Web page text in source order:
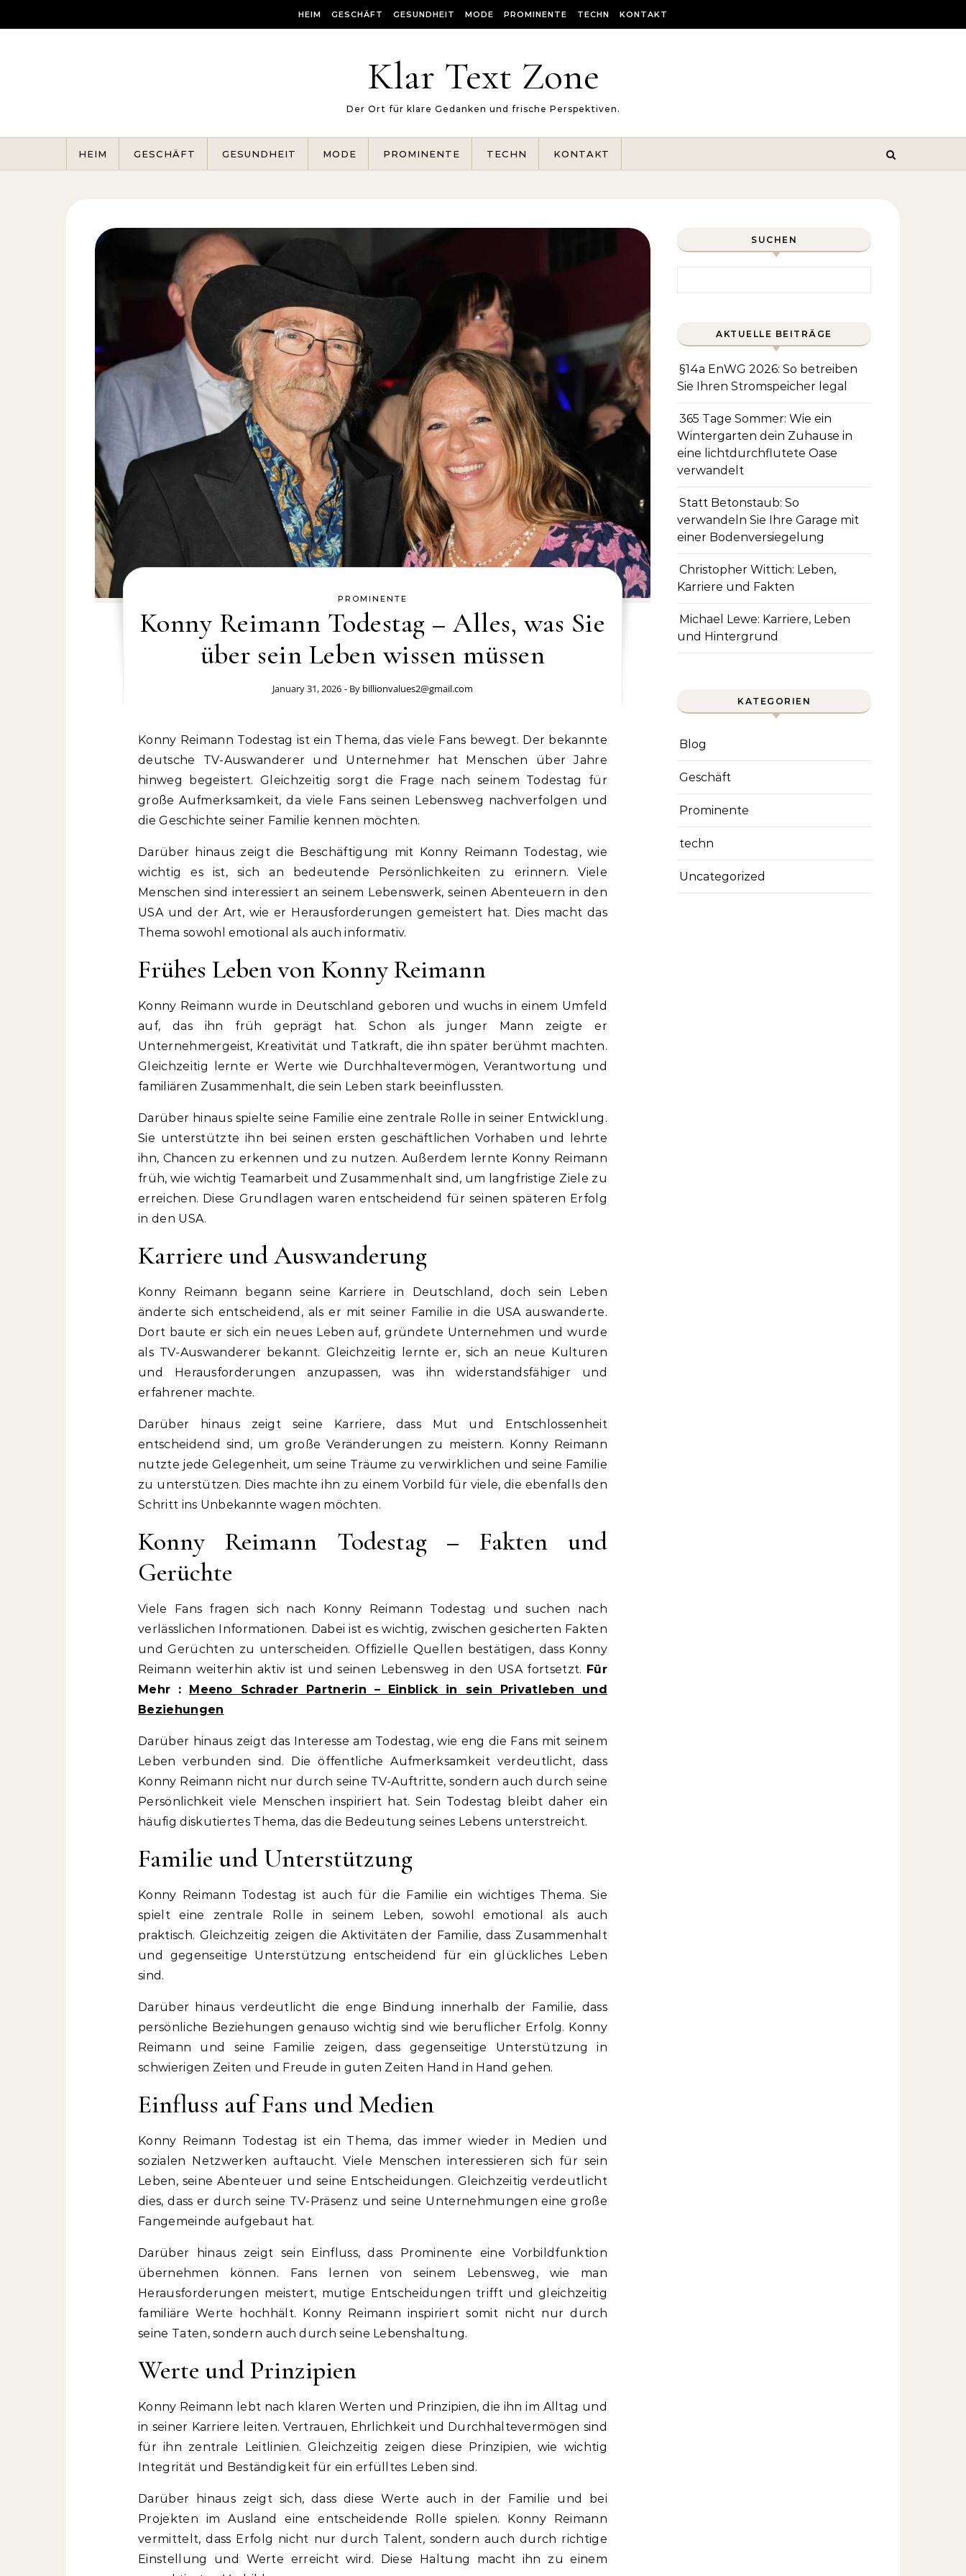
HEIM GESCHÄFT GESUNDHEIT MODE PROMINENTE TECHN KONTAKT
Klar Text Zone
Der Ort für klare Gedanken und frische Perspektiven.
HEIM GESCHÄFT GESUNDHEIT MODE PROMINENTE TECHN KONTAKT
PROMINENTE
Konny Reimann Todestag – Alles, was Sie
über sein Leben wissen müssen
January 31, 2026 - By billionvalues2@gmail.com
Konny Reimann Todestag ist ein Thema, das viele Fans bewegt. Der bekannte
deutsche TV-Auswanderer und Unternehmer hat Menschen über Jahre
hinweg begeistert. Gleichzeitig sorgt die Frage nach seinem Todestag für
große Aufmerksamkeit, da viele Fans seinen Lebensweg nachverfolgen und
die Geschichte seiner Familie kennen möchten.
Darüber hinaus zeigt die Beschäftigung mit Konny Reimann Todestag, wie
wichtig es ist, sich an bedeutende Persönlichkeiten zu erinnern. Viele
Menschen sind interessiert an seinem Lebenswerk, seinen Abenteuern in den
USA und der Art, wie er Herausforderungen gemeistert hat. Dies macht das
Thema sowohl emotional als auch informativ.
Frühes Leben von Konny Reimann
Konny Reimann wurde in Deutschland geboren und wuchs in einem Umfeld
auf, das ihn früh geprägt hat. Schon als junger Mann zeigte er
Unternehmergeist, Kreativität und Tatkraft, die ihn später berühmt machten.
Gleichzeitig lernte er Werte wie Durchhaltevermögen, Verantwortung und
familiären Zusammenhalt, die sein Leben stark beeinflussten.
Darüber hinaus spielte seine Familie eine zentrale Rolle in seiner Entwicklung.
Sie unterstützte ihn bei seinen ersten geschäftlichen Vorhaben und lehrte
ihn, Chancen zu erkennen und zu nutzen. Außerdem lernte Konny Reimann
früh, wie wichtig Teamarbeit und Zusammenhalt sind, um langfristige Ziele zu
erreichen. Diese Grundlagen waren entscheidend für seinen späteren Erfolg
in den USA.
Karriere und Auswanderung
Konny Reimann begann seine Karriere in Deutschland, doch sein Leben
änderte sich entscheidend, als er mit seiner Familie in die USA auswanderte.
Dort baute er sich ein neues Leben auf, gründete Unternehmen und wurde
als TV-Auswanderer bekannt. Gleichzeitig lernte er, sich an neue Kulturen
und Herausforderungen anzupassen, was ihn widerstandsfähiger und
erfahrener machte.
Darüber hinaus zeigt seine Karriere, dass Mut und Entschlossenheit
entscheidend sind, um große Veränderungen zu meistern. Konny Reimann
nutzte jede Gelegenheit, um seine Träume zu verwirklichen und seine Familie
zu unterstützen. Dies machte ihn zu einem Vorbild für viele, die ebenfalls den
Schritt ins Unbekannte wagen möchten.
Konny Reimann Todestag – Fakten und
Gerüchte
Viele Fans fragen sich nach Konny Reimann Todestag und suchen nach
verlässlichen Informationen. Dabei ist es wichtig, zwischen gesicherten Fakten
und Gerüchten zu unterscheiden. Offizielle Quellen bestätigen, dass Konny
Reimann weiterhin aktiv ist und seinen Lebensweg in den USA fortsetzt. Für
Mehr :
Meeno Schrader Partnerin – Einblick in sein Privatleben und
Beziehungen
Darüber hinaus zeigt das Interesse am Todestag, wie eng die Fans mit seinem
Leben verbunden sind. Die öffentliche Aufmerksamkeit verdeutlicht, dass
Konny Reimann nicht nur durch seine TV-Auftritte, sondern auch durch seine
Persönlichkeit viele Menschen inspiriert hat. Sein Todestag bleibt daher ein
häufig diskutiertes Thema, das die Bedeutung seines Lebens unterstreicht.
Familie und Unterstützung
Konny Reimann Todestag ist auch für die Familie ein wichtiges Thema. Sie
spielt eine zentrale Rolle in seinem Leben, sowohl emotional als auch
praktisch. Gleichzeitig zeigen die Aktivitäten der Familie, dass Zusammenhalt
und gegenseitige Unterstützung entscheidend für ein glückliches Leben
sind.
Darüber hinaus verdeutlicht die enge Bindung innerhalb der Familie, dass
persönliche Beziehungen genauso wichtig sind wie beruflicher Erfolg. Konny
Reimann und seine Familie zeigen, dass gegenseitige Unterstützung in
schwierigen Zeiten und Freude in guten Zeiten Hand in Hand gehen.
Einfluss auf Fans und Medien
Konny Reimann Todestag ist ein Thema, das immer wieder in Medien und
sozialen Netzwerken auftaucht. Viele Menschen interessieren sich für sein
Leben, seine Abenteuer und seine Entscheidungen. Gleichzeitig verdeutlicht
dies, dass er durch seine TV-Präsenz und seine Unternehmungen eine große
Fangemeinde aufgebaut hat.
Darüber hinaus zeigt sein Einfluss, dass Prominente eine Vorbildfunktion
übernehmen können. Fans lernen von seinem Lebensweg, wie man
Herausforderungen meistert, mutige Entscheidungen trifft und gleichzeitig
familiäre Werte hochhält. Konny Reimann inspiriert somit nicht nur durch
seine Taten, sondern auch durch seine Lebenshaltung.
Werte und Prinzipien
Konny Reimann lebt nach klaren Werten und Prinzipien, die ihn im Alltag und
in seiner Karriere leiten. Vertrauen, Ehrlichkeit und Durchhaltevermögen sind
für ihn zentrale Leitlinien. Gleichzeitig zeigen diese Prinzipien, wie wichtig
Integrität und Beständigkeit für ein erfülltes Leben sind.
Darüber hinaus zeigt sich, dass diese Werte auch in der Familie und bei
Projekten im Ausland eine entscheidende Rolle spielen. Konny Reimann
vermittelt, dass Erfolg nicht nur durch Talent, sondern auch durch richtige
Einstellung und Werte erreicht wird. Diese Haltung macht ihn zu einem
SUCHEN
AKTUELLE BEITRÄGE
§14a EnWG 2026: So betreiben
Sie Ihren Stromspeicher legal
365 Tage Sommer: Wie ein
Wintergarten dein Zuhause in
eine lichtdurchflutete Oase
verwandelt
Statt Betonstaub: So
verwandeln Sie Ihre Garage mit
einer Bodenversiegelung
Christopher Wittich: Leben,
Karriere und Fakten
Michael Lewe: Karriere, Leben
und Hintergrund
KATEGORIEN
Blog
Geschäft
Prominente
techn
Uncategorized